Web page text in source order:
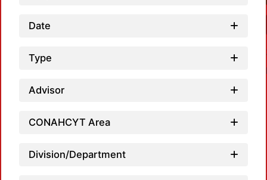
Date
Type
Advisor
CONAHCYT Area
Division/Department